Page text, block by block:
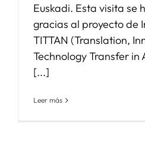
Euskadi. Esta visita se
gracias al proyecto de
TITTAN (Translation,
Technology Transfer in
[...]
Leer más